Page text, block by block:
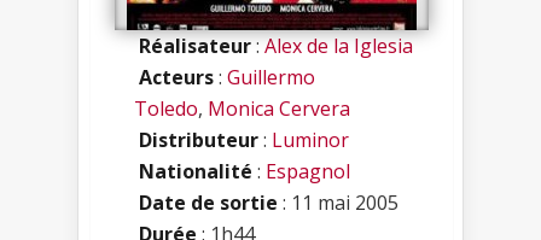
Réalisateur:Alex de la Iglesia
Acteurs: Guillermo
Toledo, Monica Cervera
Distributeur: Luminor
Nationalité : Espagnol
Date de sortie : 11 mai 2005
Durée : 1h44